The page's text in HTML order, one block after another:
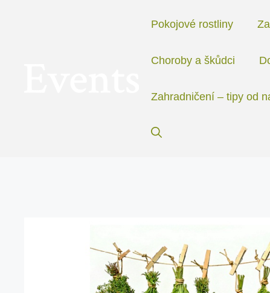
Pokojové rostliny
Choroby a škůdci
Zahradničení – tipy od